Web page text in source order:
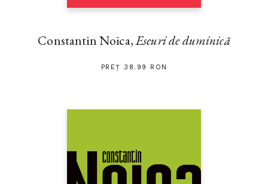
Constantin Noica,Eseuri de duminică
PREȚ 38.99 RON